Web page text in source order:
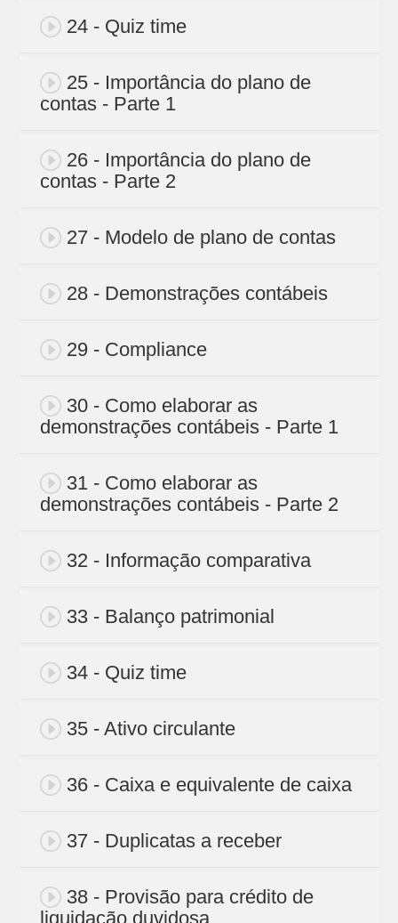
24 - Quiz time
25 - Importância do plano de
contas - Parte 1
26 - Importância do plano de
contas - Parte 2
27 - Modelo de plano de contas
28 - Demonstrações contábeis
29 - Compliance
30 - Como elaborar as
demonstrações contábeis - Parte 1
31 - Como elaborar as
demonstrações contábeis - Parte 2
32 - Informação comparativa
33 - Balanço patrimonial
34 - Quiz time
35 - Ativo circulante
36 - Caixa e equivalente de caixa
37 - Duplicatas a receber
38 - Provisão para crédito de
liquidação duvidosa